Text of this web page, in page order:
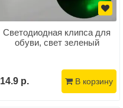
Светодиодная клипса для
обуви, свет зеленый
14.9 р. В корзину